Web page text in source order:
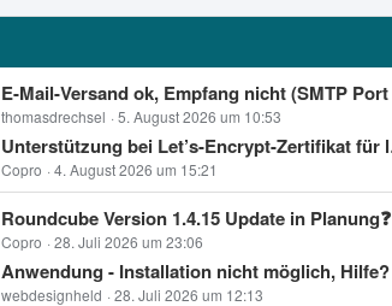
E-Mail-Versand ok, Empfang nicht (SMTP Port 25 is closed)
thomasdrechsel 5. August 2026 um 10:53
Unterstützung bei Let’s-Encrypt-Zertifikat für ludivanta.de gesucht
Copro 4. August 2026 um 15:21
Roundcube Version 1.4.15 Update in Planung❓
Copro 28. Juli 2026 um 23:06
Anwendung - Installation nicht möglich, Hilfe?
webdesignheld 28. Juli 2026 um 12:13